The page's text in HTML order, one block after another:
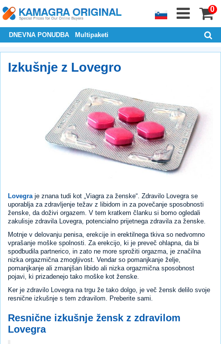
0
DNEVNA PONUDBA Multipaketi
Izkušnje z Lovegro
Lovegra je znana tudi kot „Viagra za ženske“. Zdravilo Lovegra se
uporablja za zdravljenje težav z libidom in za povečanje sposobnosti
ženske, da doživi orgazem. V tem kratkem članku si bomo ogledali
zakulisje zdravila Lovegra, potencialno prijetnega zdravila za ženske.
Motnje v delovanju penisa, erekcije in erektilnega tkiva so nedvomno
vprašanje moške spolnosti. Za erekcijo, ki je preveč ohlapna, da bi
spodbudila partnerico, in zato ne more sprožiti orgazma, je značilna
nizka orgazmična zmogljivost. Vendar so pomanjkanje želje,
pomanjkanje ali zmanjšan libido ali nizka orgazmična sposobnost
pojavi, ki prizadenejo tako moške kot ženske.
Ker je zdravilo Lovegra na trgu že tako dolgo, je več žensk delilo svoje
resnične izkušnje s tem zdravilom. Preberite sami.
Resnične izkušnje žensk z zdravilom
Lovegra